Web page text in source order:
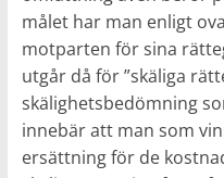
målet har man enligt
motparten för sina
utgår då för ”skäliga
skälighetsbedömning
innebär att man som
ersättning för de